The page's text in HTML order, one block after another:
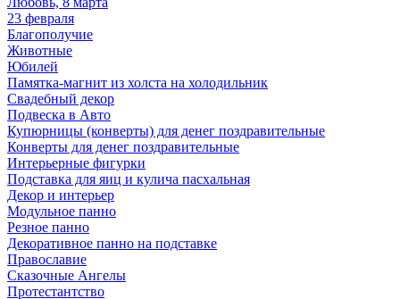
23 февраля
Благополучие
Животные
Юбилей
Памятка-магнит из холста на холодильник
Свадебный декор
Подвеска в Авто
Купюрницы (конверты) для денег поздравительные
Конверты для денег поздравительные
Интерьерные фигурки
Подставка для яиц и кулича пасхальная
Декор и интерьер
Модульное панно
Резное панно
Декоративное панно на подставке
Православие
Сказочные Ангелы
Протестантство